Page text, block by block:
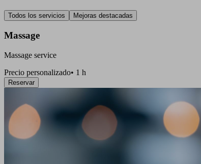
Todos los servicios Mejoras destacadas
Massage
Massage service
Precio personalizado• 1 h
Reservar